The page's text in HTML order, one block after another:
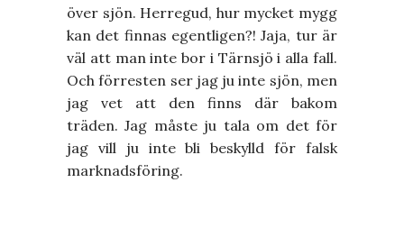
över sjön. Herregud, hur mycket mygg
kan det finnas egentligen?! Jaja, tur är
väl att man inte bor i Tärnsjö i alla fall.
Och förresten ser jag ju inte sjön, men
jag vet att den finns där bakom
träden. Jag måste ju tala om det för
jag vill ju inte bli beskylld för falsk
marknadsföring.